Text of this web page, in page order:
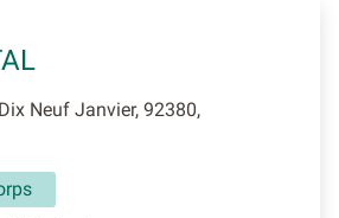
Neuf Janvier, 92380,